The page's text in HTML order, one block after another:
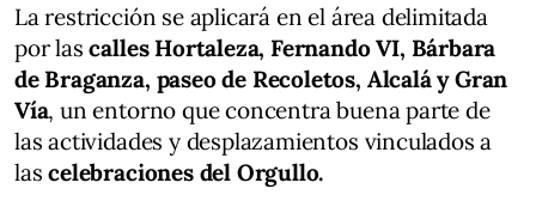
La restricción se aplicará en el área delimitada
por las calles Hortaleza, Fernando VI, Bárbara
de Braganza, paseo de Recoletos, Alcalá y Gran
Vía, un entorno que concentra buena parte de
las actividades y desplazamientos vinculados a
las celebraciones del Orgullo.